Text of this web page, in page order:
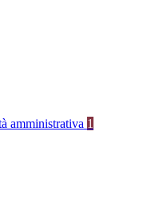
amministrativa 1